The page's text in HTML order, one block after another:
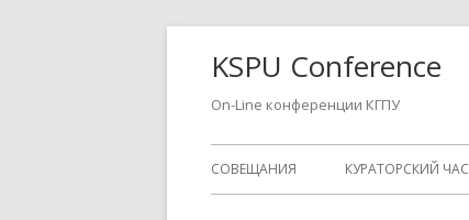
KSPU Conference
On-Line конференции КГПУ
Основное
СОВЕЩАНИЯ КУРАТОРСКИЙ ЧАС